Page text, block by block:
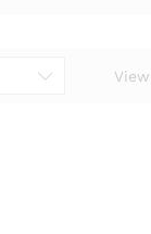
View